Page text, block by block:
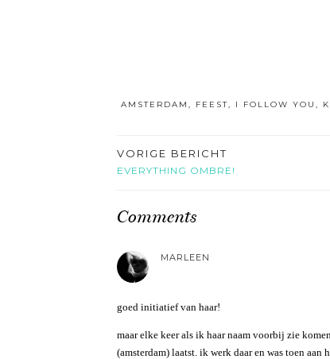
AMSTERDAM , FEEST, I FOLLOW YOU ,
VORIGE BERICHT
EVERYTHING OMBRE!
Comments
MARLEEN
goed initiatief van haar!
maar elke keer als ik haar naam voorbij zie
(amsterdam) laatst. ik werk daar en was toen